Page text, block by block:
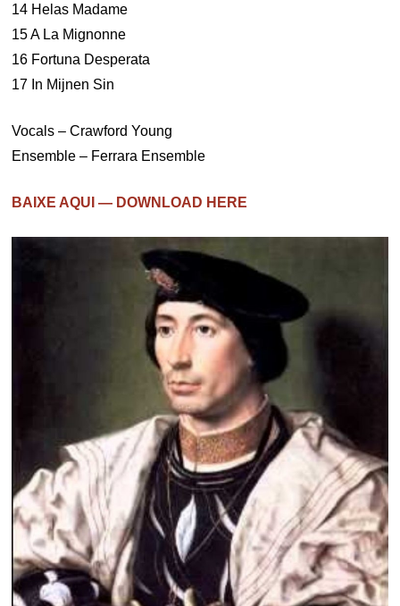
14 Helas Madame
15 A La Mignonne
16 Fortuna Desperata
17 In Mijnen Sin
Vocals – Crawford Young
Ensemble – Ferrara Ensemble
BAIXE AQUI — DOWNLOAD HERE